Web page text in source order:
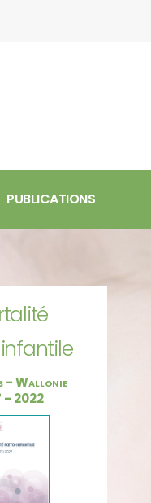
PUBLICATIONS
- Wallonie
- 2022